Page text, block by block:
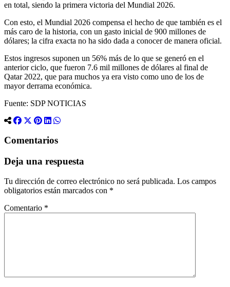
en total, siendo la primera victoria del Mundial 2026.
Con esto, el Mundial 2026 compensa el hecho de que también es el
más caro de la historia, con un gasto inicial de 900 millones de
dólares; la cifra exacta no ha sido dada a conocer de manera oficial.
Estos ingresos suponen un 56% más de lo que se generó en el
anterior ciclo, que fueron 7.6 mil millones de dólares al final de
Qatar 2022, que para muchos ya era visto como uno de los de
mayor derrama económica.
Fuente: SDP NOTICIAS
Comentarios
Deja una respuesta
Tu dirección de correo electrónico no será publicada. Los campos
obligatorios están marcados con *
Comentario *